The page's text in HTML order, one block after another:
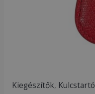
Kiegészítők, Kulcstartó